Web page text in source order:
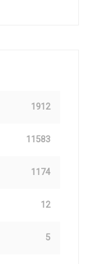
1912
11583
1174
12
5